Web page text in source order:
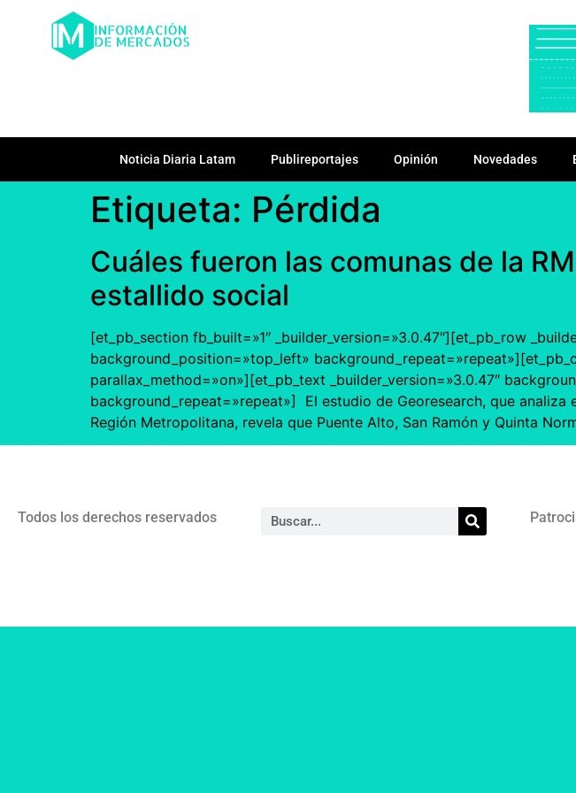
Noticia Diaria Latam Publireportajes Opinión Novedades
Etiqueta: Pérdida
Cuáles fueron las comunas de la
estallido social
[et_pb_section fb_built=»1″ _builder_version=»3.0.47″][et_pb_row
background_position=»top_left»
parallax_method=»on»][et_pb_text _builder_version=»3.0.47″
background_repeat=»repeat»] El estudio de Georesearch, que
Región Metropolitana, revela que Puente Alto, San Ramón y Quinta
Todos los derechos reservados